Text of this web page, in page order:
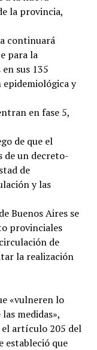
la provincia,
continuará
para la
sus 135
y
en fase 5,
de que el
de un decreto-
de
y las
Buenos Aires se
provinciales
de
la realización
«vulneren lo
medidas»,
el artículo 205 del
estableció que